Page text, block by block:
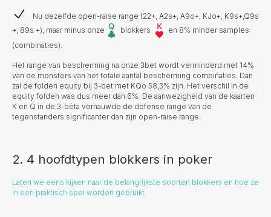
Nu dezelfde open-raise range (22+, A2s+, A9o+, KJo+, K9s+,Q9s
+, 89s +), maar minus onze
blokkers
en 8% minder samples
(combinaties).
Het range van bescherming na onze 3bet wordt verminderd met 14%
van de monsters van het totale aantal bescherming combinaties. Dan
zal de folden equity bij 3-bet met KQo 58,3% zijn. Het verschil in de
equity folden was dus meer dan 6%. De aanwezigheid van de kaarten
K en Q in de 3-bèta vernauwde de defense range van de
tegenstanders significanter dan zijn open-raise range.
2. 4 hoofdtypen blokkers in poker
Laten we eens kijken naar de belangrijkste soorten blokkers en hoe ze
in een praktisch spel worden gebruikt.